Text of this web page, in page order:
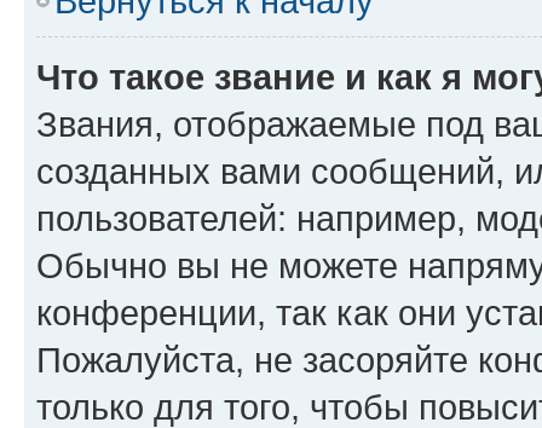
Что такое звание и как я
Звания, отображаемые под
созданных вами сообщений,
пользователей: например,
Обычно вы не можете
конференции, так как они
Пожалуйста, не засоряйте
только для того, чтобы